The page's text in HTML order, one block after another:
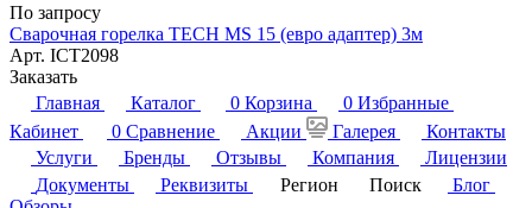
По запросу
Сварочная горелка TECH MS 15 (евро адаптер) 3м
Арт. ICT2098
Заказать
Главная
Каталог 0 Корзина 0 Избранные
Кабинет
0 Сравнение Акции Галерея
Контакты
Услуги
Бренды Отзывы Компания
Лицензии
Документы
Реквизиты Регион Поиск
Блог